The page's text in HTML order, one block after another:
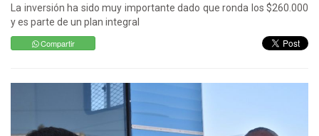
La inversión ha sido muy importante dado que ronda los $260.000
y es parte de un plan integral
Compartir